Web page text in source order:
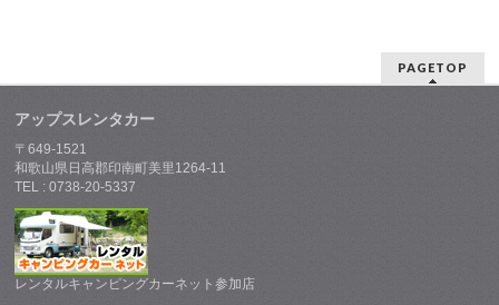
PAGETOP
アップスレンタカー
〒649-1521
和歌山県日高郡印南町美里1264-11
TEL : 0738-20-5337
レンタルキャンピングカーネット参加店